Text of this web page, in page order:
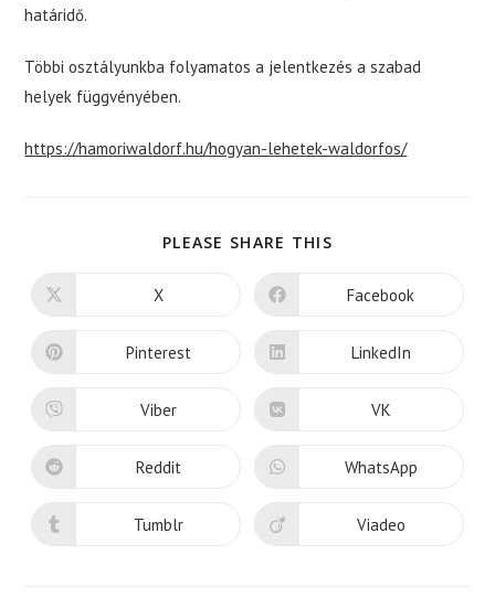
határidő.
Többi osztályunkba folyamatos a jelentkezés a szabad
helyek függvényében.
https://hamoriwaldorf.hu/hogyan-lehetek-waldorfos/:
PLEASE SHARE THIS
CONTENT
Opens
new
window
X Opens
new
window
Facebook
Opens
new
window
Pinterest Opens
new
window
LinkedIn
Opens
new
window
Viber Opens
new
window
VK
Opens
new
window
Reddit Opens
new
window
WhatsApp
Opens
Tumblr Opens
Viadeo